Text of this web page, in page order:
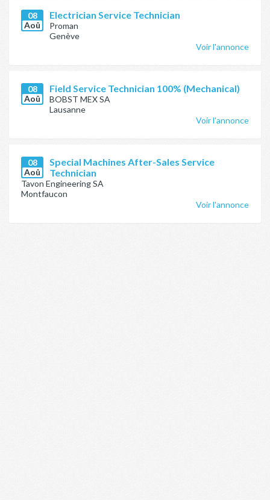
08
Aoû
Electrician Service Technician
Proman
Genève
Voir l'annonce
08
Aoû
Field Service Technician 100% (Mechanical)
BOBST MEX SA
Lausanne
Voir l'annonce
08
Aoû
Special Machines After-Sales Service
Technician
Tavon Engineering SA
Montfaucon
Voir l'annonce